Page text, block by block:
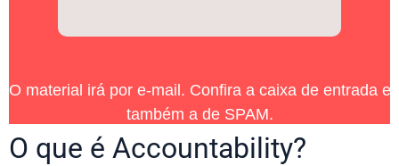
O material irá por e-mail. Confira a caixa de entrada e
também a de SPAM.
O que é Accountability?